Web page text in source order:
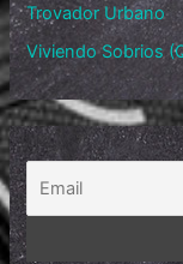
Trovador Urbano
Viviendo Sobrios